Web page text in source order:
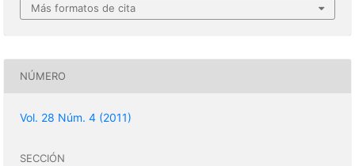
Más formatos de cita
NÚMERO
Vol. 28 Núm. 4 (2011)
SECCIÓN